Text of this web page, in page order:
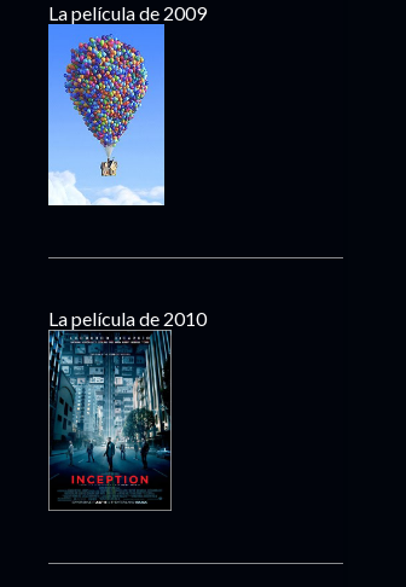
La película de 2009
La película de 2010